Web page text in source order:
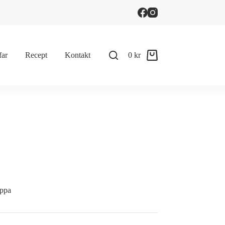
Recept Kontakt
Shopping
0kr